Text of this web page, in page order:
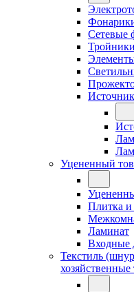
Сетевые
Тройники
Уцененный
Плитка и
Ламинат
Входные
Текстиль